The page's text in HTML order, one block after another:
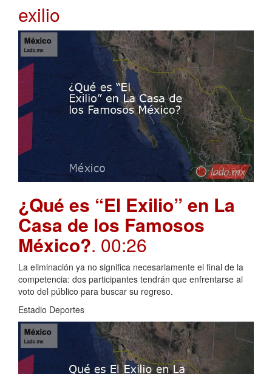
exilio
¿Qué es “El Exilio” en La
Casa de los Famosos
México?. 00:26
La eliminación ya no significa necesariamente el final de la
competencia: dos participantes tendrán que enfrentarse al
voto del público para buscar su regreso.
Estadio Deportes